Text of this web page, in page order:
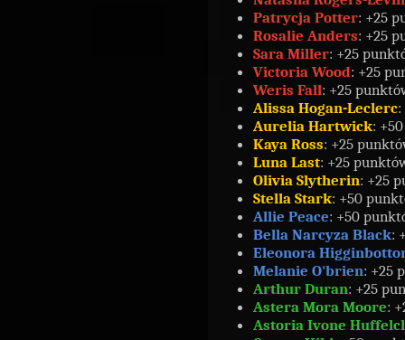
Patrycja Potter: +25
Rosalie Anders: +25
Sara Miller: +25
Victoria Wood: +25
Weris Fall: +25
Alissa Hogan-Leclerc
Aurelia Hartwick:
Kaya Ross: +25
Luna Last: +25
Olivia Slytherin: +25
Stella Stark: +50
Allie Peace: +50
Bella Narcyza Black:
Eleonora
Melanie O'brien: +25
Arthur Duran: +25
Astera Mora Moore:
Astoria Ivone